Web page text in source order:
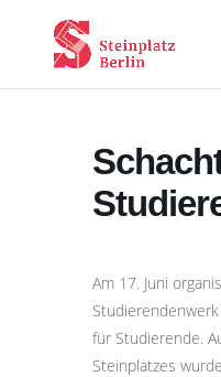
Am 17. Juni
für Studierende.
Steinplatzes